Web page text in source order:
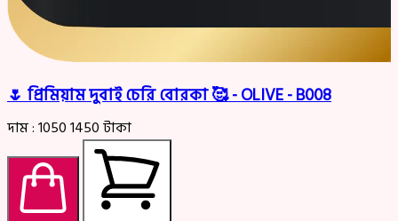
🌷 প্রিমিয়াম দুবাই চেরি বোরকা 🥰 - OLIVE - B008
দাম :10501450টাকা